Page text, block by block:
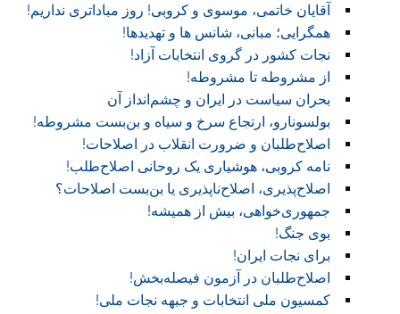
آقایان خاتمی، موسوی و کروبی! روز مباداتری نداریم!‏
همگرایی؛ مبانی، شانس ها و تهدیدها!
نجات کشور در گروی انتخابات آزاد!
از مشروطه تا مشروطه!
بحران سیاست در ایران و چشم‌انداز آن
بولسونارو، ارتجاع سرخ و سیاه و بن‌بست مشروطه!
اصلاح‌طلبان و ضرورت انقلاب در اصلاحات!
نامه کروبی، هوشیاری یک روحانی اصلاح‌طلب!
اصلاح‌پذیری، اصلاح‌ناپذیری یا بن‌بست اصلاحات؟
جمهوری‌خواهی، بیش از همیشه!
بوی جنگ!
برای نجات ایران!
اصلاح‌طلبان در آزمون فیصله‌بخش!
کمسیون ملی انتخابات و جبهه نجات ملی!